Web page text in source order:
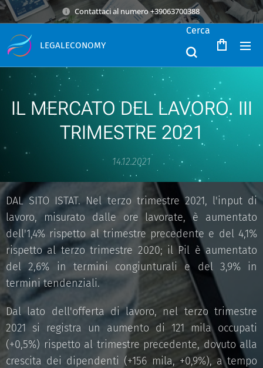
Contattaci al numero +39063700388
LEGALECONOMY
Cerca
IL MERCATO DEL LAVORO. III
TRIMESTRE 2021
14.12.2021
DAL SITO ISTAT. Nel terzo trimestre 2021, l'input di
lavoro, misurato dalle ore lavorate, è aumentato
dell'1,4% rispetto al trimestre precedente e del 4,1%
rispetto al terzo trimestre 2020; il Pil è aumentato
del 2,6% in termini congiunturali e del 3,9% in
termini tendenziali.
Dal lato dell'offerta di lavoro, nel terzo trimestre
2021 si registra un aumento di 121 mila occupati
(+0,5%) rispetto al trimestre precedente, dovuto alla
crescita dei dipendenti (+156 mila, +0,9%), a tempo